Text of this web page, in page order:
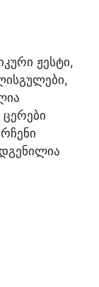
ჟესტი,